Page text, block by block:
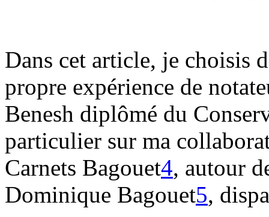
Dans cet article, je choisis
propre expérience de
Benesh diplômé du
particulier sur ma
Carnets Bagouet4, autour
Dominique Bagouet5,